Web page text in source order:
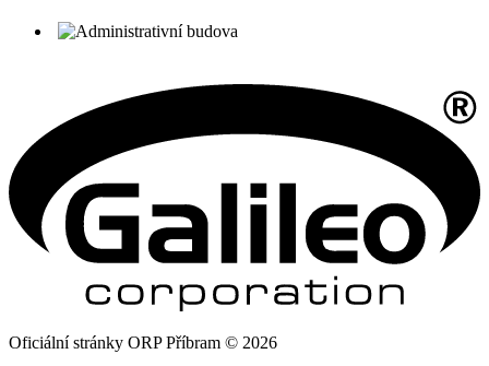
Oficiální stránky ORP Příbram © 2026